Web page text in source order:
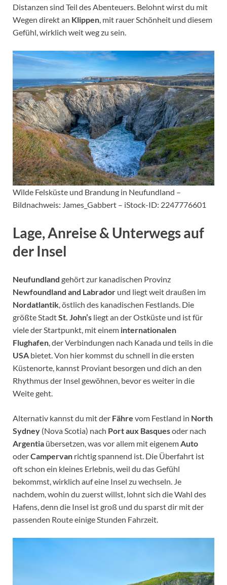
Distanzen sind Teil des Abenteuers. Belohnt wirst du mit
Wegen direkt an Klippen, mit rauer Schönheit und diesem
Gefühl, wirklich weit weg zu sein.
Wilde Felsküste und Brandung in Neufundland –
Bildnachweis: James_Gabbert – iStock-ID: 2247776601
Lage, Anreise & Unterwegs auf
der Insel
Neufundland gehört zur kanadischen Provinz
Newfoundland and Labrador und liegt weit draußen im
Nordatlantik, östlich des kanadischen Festlands. Die
größte StadtSt. John’s liegt an der Ostküste und ist für
viele der Startpunkt, mit einem internationalen
Flughafen, der Verbindungen nach Kanada und teils in die
USA bietet. Von hier kommst du schnell in die ersten
Küstenorte, kannst Proviant besorgen und dich an den
Rhythmus der Insel gewöhnen, bevor es weiter in die
Weite geht.
Alternativ kannst du mit der Fähre vom Festland in North
Sydney (Nova Scotia) nach Port aux Basquesoder nach
Argentia übersetzen, was vor allem mit eigenemAuto
oderCampervan richtig spannend ist. Die Überfahrt ist
oft schon ein kleines Erlebnis, weil du das Gefühl
bekommst, wirklich auf eine Insel zu wechseln. Je
nachdem, wohin du zuerst willst, lohnt sich die Wahl des
Hafens, denn die Insel ist groß und du sparst dir mit der
passenden Route einige Stunden Fahrzeit.